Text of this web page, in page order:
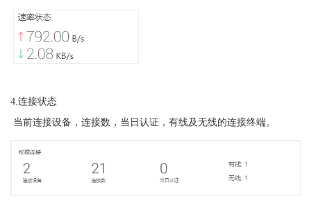
4.连接状态
当前连接设备，连接数， 当日认证，有线及无线的连接终端。